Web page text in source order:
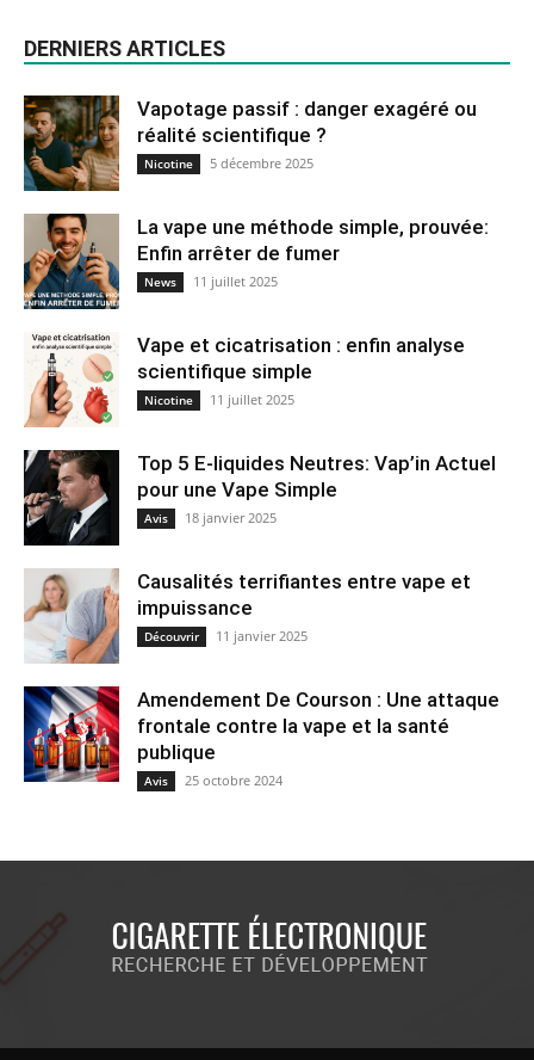
DERNIERS ARTICLES
Vapotage passif : danger exagéré ou
réalité scientifique ?
Nicotine 5 décembre 2025
La vape une méthode simple, prouvée:
Enfin arrêter de fumer
News 11 juillet 2025
Vape et cicatrisation : enfin analyse
scientifique simple
Nicotine 11 juillet 2025
Top 5 E-liquides Neutres: Vap’in Actuel
pour une Vape Simple
Avis 18 janvier 2025
Causalités terrifiantes entre vape et
impuissance
Découvrir 11 janvier 2025
Amendement De Courson : Une attaque
frontale contre la vape et la santé
publique
Avis 25 octobre 2024